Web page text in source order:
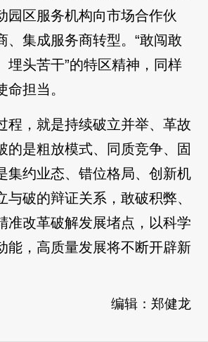
园区服务机构向市场合作伙
、集成服务商转型。“敢闯敢
埋头苦干”的特区精神，同样
担当。
程，就是持续破立并举、革故
的是粗放模式、同质竞争、固
集约业态、错位格局、创新机
与破的辩证关系，敢破积弊、
准改革破解发展堵点，以科学
能，高质量发展将不断开辟新
编辑：郑健龙